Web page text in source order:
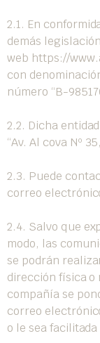
2.1. En
demás
web https://
con
número “B-
2.2. Dicha
“Av. Al cova Nº
2.3. Puede
correo
2.4. Salvo que
modo, las
se podrán
dirección física
compañía se
correo
o le sea